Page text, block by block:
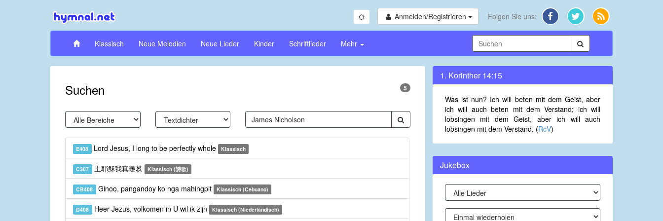
Anmelden/Registrieren Folgen Sie uns:
Klassisch Neue Melodien Neue Lieder Kinder Schriftlieder Mehr
Suchen 5
E408 Lord Jesus, I long to be perfectly whole Klassisch
C307 主耶穌我真羨慕 Klassisch (詩歌)
CB408 Ginoo, pangandoy ko nga mahingpit Klassisch (Cebuano)
D408 Heer Jezus, volkomen in U wil ik zijn Klassisch (Niederländisch)
1. Korinther 14:15
Was ist nun? Ich will beten mit dem Geist, aber
ich will auch beten mit dem Verstand; ich will
lobsingen mit dem Geist, aber ich will auch
lobsingen mit dem Verstand. (RcV)
Jukebox